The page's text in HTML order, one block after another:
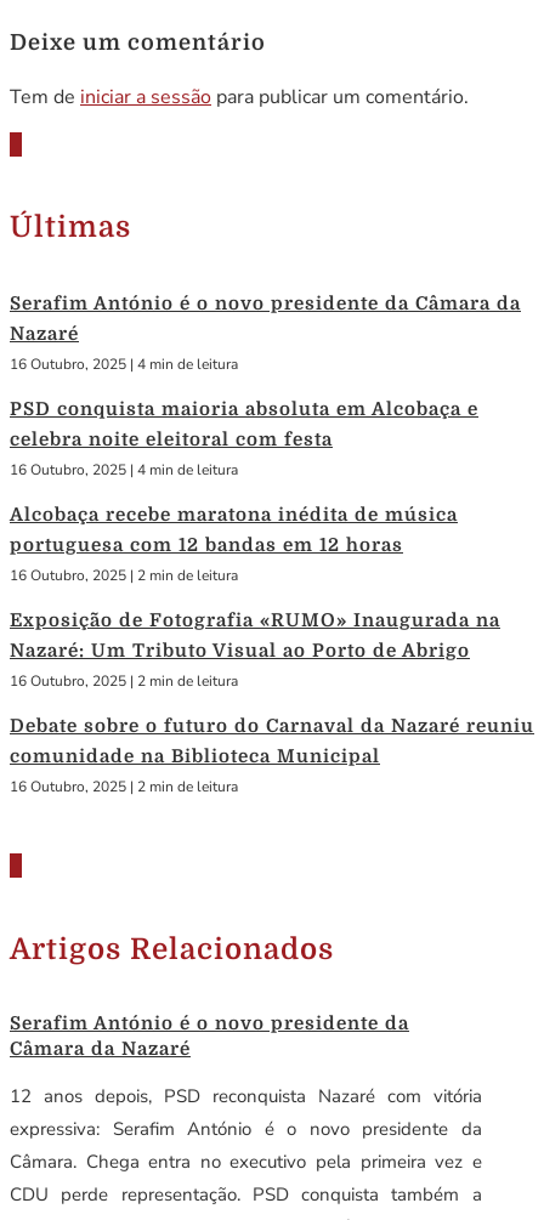
Deixe um comentário
Tem de iniciar a sessão para publicar um comentário.
Últimas
Serafim António é o novo presidente da Câmara da
Nazaré
16 Outubro, 2025 | 4 min de leitura
PSD conquista maioria absoluta em Alcobaça e
celebra noite eleitoral com festa
16 Outubro, 2025 | 4 min de leitura
Alcobaça recebe maratona inédita de música
portuguesa com 12 bandas em 12 horas
16 Outubro, 2025 | 2 min de leitura
Exposição de Fotografia «RUMO» Inaugurada na
Nazaré: Um Tributo Visual ao Porto de Abrigo
16 Outubro, 2025 | 2 min de leitura
Debate sobre o futuro do Carnaval da Nazaré reuniu
comunidade na Biblioteca Municipal
16 Outubro, 2025 | 2 min de leitura
Artigos Relacionados
Serafim António é o novo presidente da
Câmara da Nazaré
12 anos depois, PSD reconquista Nazaré com vitória
expressiva: Serafim António é o novo presidente da
Câmara. Chega entra no executivo pela primeira vez e
CDU perde representação. PSD conquista também a